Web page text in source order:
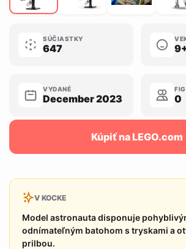
SÚČIASTKY
647
VYDANÉ
December 2023 0
Kúpiť na LEGO.com
V KOCKE
Model astronauta disponuje
odnímateľným batohom s tryskami a
prilbou.